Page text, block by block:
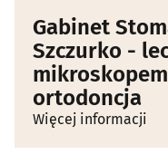
Gabinet
Szczurko -
ortodoncja
Więcej informacji